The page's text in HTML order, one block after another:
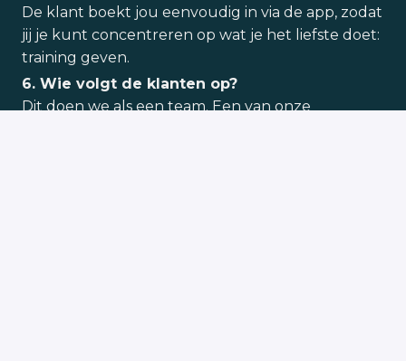
De klant boekt jou eenvoudig in via de app, zodat
jij je kunt concentreren op wat je het liefste doet:
training geven.
6. Wie volgt de klanten op?
Dit doen we als een team. Een van onze